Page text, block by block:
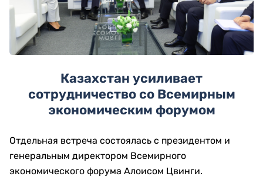
Казахстан усиливает
сотрудничество со Всемирным
экономическим форумом
Отдельная встреча состоялась с президентом и
генеральным директором Всемирного
экономического форума Алоисом Цвинги.